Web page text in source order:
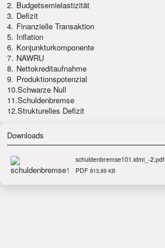
2. Budgetsemielastizität
3. Defizit
4. Finanzielle Transaktion
5. Inflation
6. Konjunkturkomponente
7. NAWRU
8. Nettokreditaufnahme
9. Produktionspotenzial
10.Schwarze Null
11.Schuldenbremse
12.Strukturelles Defizit
Downloads
schuldenbremse101.idml_-2.pdf
PDF 813,69 KB